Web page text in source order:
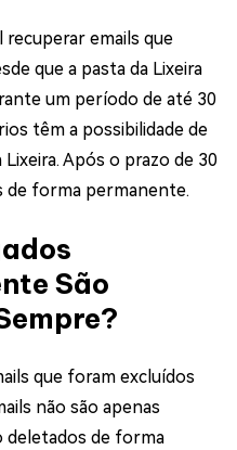
recuperar emails que
que a pasta da Lixeira
um período de até 30
têm a possibilidade de
Após o prazo de 30
de forma permanente.
São
que foram excluídos
não são apenas
deletados de forma